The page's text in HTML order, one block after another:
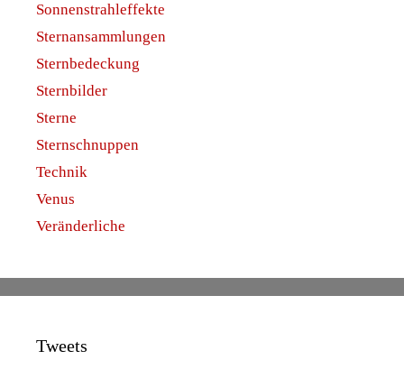
Sonnenstrahleffekte
Sternansammlungen
Sternbedeckung
Sternbilder
Sterne
Sternschnuppen
Technik
Venus
Veränderliche
Tweets